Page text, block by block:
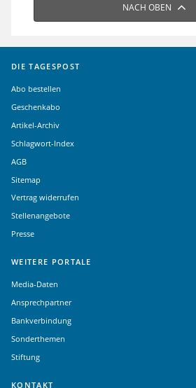
NACH OBEN
DIE TAGESPOST
Abo bestellen
Geschenkabo
Artikel-Archiv
Schlagwort-Index
AGB
Sitemap
Vertrag widerrufen
Stellenangebote
Presse
WEITERE PORTALE
Media-Daten
Ansprechpartner
Bankverbindung
Sonderthemen
Stiftung
KONTAKT